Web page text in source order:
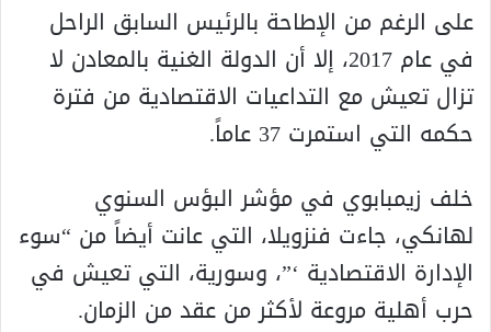
على الرغم من الإطاحة بالرئيس السابق الراحل
في عام 2017، إلا أن الدولة الغنية بالمعادن لا
تزال تعيش مع التداعيات الاقتصادية من فترة
حكمه التي استمرت 37 عاماً.
خلف زيمبابوي في مؤشر البؤس السنوي
لهانكي، جاءت فنزويلا، التي عانت أيضاً من “سوء
الإدارة الاقتصادية ‘”، وسورية، التي تعيش في
حرب أهلية مروعة لأكثر من عقد من الزمان.